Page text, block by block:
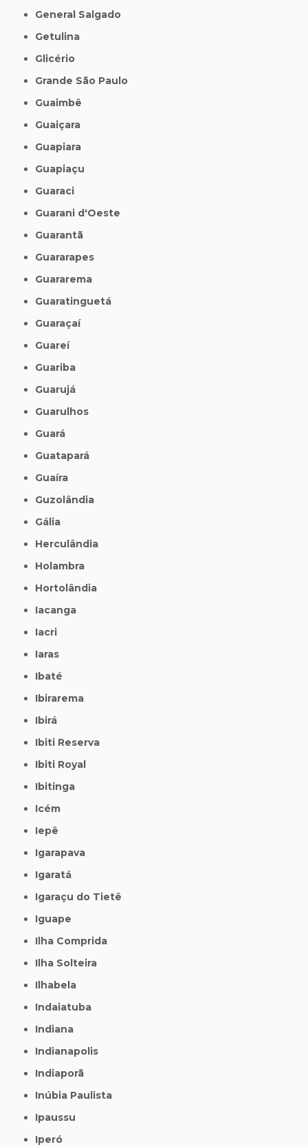
General Salgado
Getulina
Glicério
Grande São Paulo
Guaimbê
Guaiçara
Guapiara
Guapiaçu
Guaraci
Guarani d'Oeste
Guarantã
Guararapes
Guararema
Guaratinguetá
Guaraçaí
Guareí
Guariba
Guarujá
Guarulhos
Guará
Guatapará
Guaíra
Guzolândia
Gália
Herculândia
Holambra
Hortolândia
Iacanga
Iacri
Iaras
Ibaté
Ibirarema
Ibirá
Ibiti Reserva
Ibiti Royal
Ibitinga
Icém
Iepê
Igarapava
Igaratá
Igaraçu do Tietê
Iguape
Ilha Comprida
Ilha Solteira
Ilhabela
Indaiatuba
Indiana
Indianapolis
Indiaporã
Inúbia Paulista
Ipaussu
Iperó